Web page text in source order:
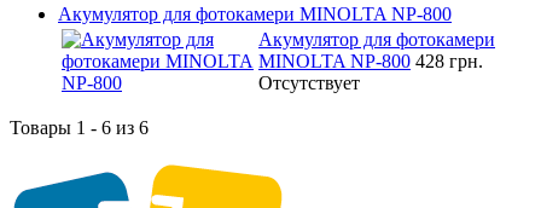
Акумулятор для фотокамери MINOLTA NP-800
Акумулятор для фотокамери
MINOLTA NP-800 428 грн.
Отсутствует
Товары 1 - 6 из 6